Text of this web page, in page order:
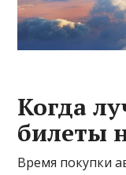
Когда
билеты
Время покупки